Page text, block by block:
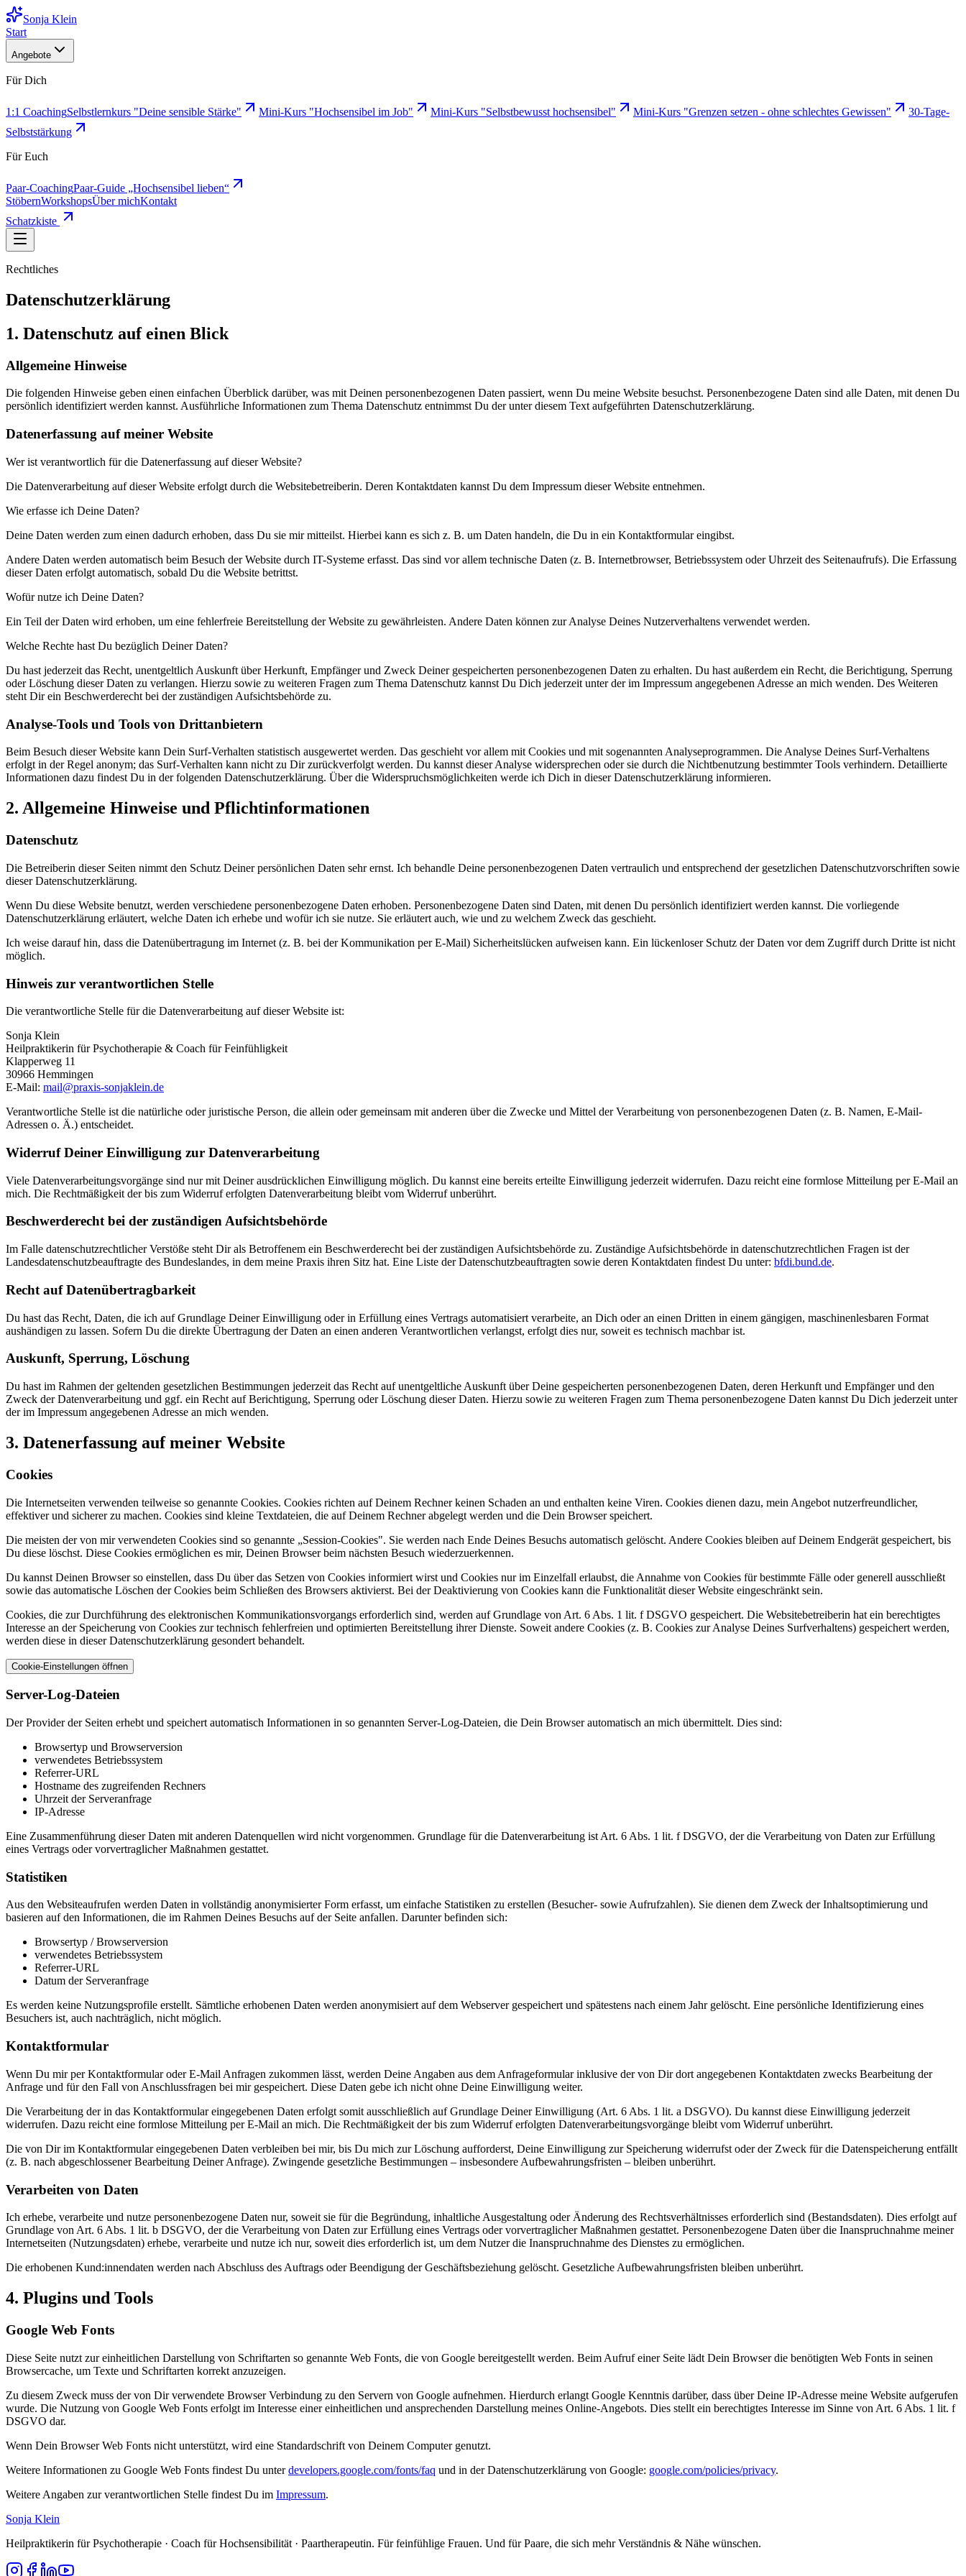
Sonja Klein
Start
Angebote
Für Dich
1:1 CoachingSelbstlernkurs "Deine sensible Stärke" Mini-Kurs "Hochsensibel im Job" Mini-Kurs "Selbstbewusst hochsensibel" Mini-Kurs "Grenzen setzen - ohne schlechtes Gewissen"
30-Tage-
Selbststärkung
Für Euch
Paar-CoachingPaar-Guide „Hochsensibel lieben“
StöbernWorkshopsÜber michKontakt
Schatzkiste
Rechtliches
Datenschutzerklärung
1. Datenschutz auf einen Blick
Allgemeine Hinweise
Die folgenden Hinweise geben einen einfachen Überblick darüber, was mit Deinen personenbezogenen Daten passiert, wenn Du meine Website besuchst. Personenbezogene Daten sind alle Daten, mit denen Du
persönlich identifiziert werden kannst. Ausführliche Informationen zum Thema Datenschutz entnimmst Du der unter diesem Text aufgeführten Datenschutzerklärung.
Datenerfassung auf meiner Website
Wer ist verantwortlich für die Datenerfassung auf dieser Website?
Die Datenverarbeitung auf dieser Website erfolgt durch die Websitebetreiberin. Deren Kontaktdaten kannst Du dem Impressum dieser Website entnehmen.
Wie erfasse ich Deine Daten?
Deine Daten werden zum einen dadurch erhoben, dass Du sie mir mitteilst. Hierbei kann es sich z. B. um Daten handeln, die Du in ein Kontaktformular eingibst.
Andere Daten werden automatisch beim Besuch der Website durch IT-Systeme erfasst. Das sind vor allem technische Daten (z. B. Internetbrowser, Betriebssystem oder Uhrzeit des Seitenaufrufs). Die Erfassung
dieser Daten erfolgt automatisch, sobald Du die Website betrittst.
Wofür nutze ich Deine Daten?
Ein Teil der Daten wird erhoben, um eine fehlerfreie Bereitstellung der Website zu gewährleisten. Andere Daten können zur Analyse Deines Nutzerverhaltens verwendet werden.
Welche Rechte hast Du bezüglich Deiner Daten?
Du hast jederzeit das Recht, unentgeltlich Auskunft über Herkunft, Empfänger und Zweck Deiner gespeicherten personenbezogenen Daten zu erhalten. Du hast außerdem ein Recht, die Berichtigung, Sperrung
oder Löschung dieser Daten zu verlangen. Hierzu sowie zu weiteren Fragen zum Thema Datenschutz kannst Du Dich jederzeit unter der im Impressum angegebenen Adresse an mich wenden. Des Weiteren
steht Dir ein Beschwerderecht bei der zuständigen Aufsichtsbehörde zu.
Analyse-Tools und Tools von Drittanbietern
Beim Besuch dieser Website kann Dein Surf-Verhalten statistisch ausgewertet werden. Das geschieht vor allem mit Cookies und mit sogenannten Analyseprogrammen. Die Analyse Deines Surf-Verhaltens
erfolgt in der Regel anonym; das Surf-Verhalten kann nicht zu Dir zurückverfolgt werden. Du kannst dieser Analyse widersprechen oder sie durch die Nichtbenutzung bestimmter Tools verhindern. Detaillierte
Informationen dazu findest Du in der folgenden Datenschutzerklärung. Über die Widerspruchsmöglichkeiten werde ich Dich in dieser Datenschutzerklärung informieren.
2. Allgemeine Hinweise und Pflichtinformationen
Datenschutz
Die Betreiberin dieser Seiten nimmt den Schutz Deiner persönlichen Daten sehr ernst. Ich behandle Deine personenbezogenen Daten vertraulich und entsprechend der gesetzlichen Datenschutzvorschriften sowie
dieser Datenschutzerklärung.
Wenn Du diese Website benutzt, werden verschiedene personenbezogene Daten erhoben. Personenbezogene Daten sind Daten, mit denen Du persönlich identifiziert werden kannst. Die vorliegende
Datenschutzerklärung erläutert, welche Daten ich erhebe und wofür ich sie nutze. Sie erläutert auch, wie und zu welchem Zweck das geschieht.
Ich weise darauf hin, dass die Datenübertragung im Internet (z. B. bei der Kommunikation per E-Mail) Sicherheitslücken aufweisen kann. Ein lückenloser Schutz der Daten vor dem Zugriff durch Dritte ist nicht
möglich.
Hinweis zur verantwortlichen Stelle
Die verantwortliche Stelle für die Datenverarbeitung auf dieser Website ist:
Sonja Klein
Heilpraktikerin für Psychotherapie & Coach für Feinfühligkeit
Klapperweg 11
30966 Hemmingen
E-Mail: mail@praxis-sonjaklein.de
Verantwortliche Stelle ist die natürliche oder juristische Person, die allein oder gemeinsam mit anderen über die Zwecke und Mittel der Verarbeitung von personenbezogenen Daten (z. B. Namen, E-Mail-
Adressen o. Ä.) entscheidet.
Widerruf Deiner Einwilligung zur Datenverarbeitung
Viele Datenverarbeitungsvorgänge sind nur mit Deiner ausdrücklichen Einwilligung möglich. Du kannst eine bereits erteilte Einwilligung jederzeit widerrufen. Dazu reicht eine formlose Mitteilung per E-Mail an
mich. Die Rechtmäßigkeit der bis zum Widerruf erfolgten Datenverarbeitung bleibt vom Widerruf unberührt.
Beschwerderecht bei der zuständigen Aufsichtsbehörde
Im Falle datenschutzrechtlicher Verstöße steht Dir als Betroffenem ein Beschwerderecht bei der zuständigen Aufsichtsbehörde zu. Zuständige Aufsichtsbehörde in datenschutzrechtlichen Fragen ist der
Landesdatenschutzbeauftragte des Bundeslandes, in dem meine Praxis ihren Sitz hat. Eine Liste der Datenschutzbeauftragten sowie deren Kontaktdaten findest Du unter: bfdi.bund.de.
Recht auf Datenübertragbarkeit
Du hast das Recht, Daten, die ich auf Grundlage Deiner Einwilligung oder in Erfüllung eines Vertrags automatisiert verarbeite, an Dich oder an einen Dritten in einem gängigen, maschinenlesbaren Format
aushändigen zu lassen. Sofern Du die direkte Übertragung der Daten an einen anderen Verantwortlichen verlangst, erfolgt dies nur, soweit es technisch machbar ist.
Auskunft, Sperrung, Löschung
Du hast im Rahmen der geltenden gesetzlichen Bestimmungen jederzeit das Recht auf unentgeltliche Auskunft über Deine gespeicherten personenbezogenen Daten, deren Herkunft und Empfänger und den
Zweck der Datenverarbeitung und ggf. ein Recht auf Berichtigung, Sperrung oder Löschung dieser Daten. Hierzu sowie zu weiteren Fragen zum Thema personenbezogene Daten kannst Du Dich jederzeit unter
der im Impressum angegebenen Adresse an mich wenden.
3. Datenerfassung auf meiner Website
Cookies
Die Internetseiten verwenden teilweise so genannte Cookies. Cookies richten auf Deinem Rechner keinen Schaden an und enthalten keine Viren. Cookies dienen dazu, mein Angebot nutzerfreundlicher,
effektiver und sicherer zu machen. Cookies sind kleine Textdateien, die auf Deinem Rechner abgelegt werden und die Dein Browser speichert.
Die meisten der von mir verwendeten Cookies sind so genannte „Session-Cookies". Sie werden nach Ende Deines Besuchs automatisch gelöscht. Andere Cookies bleiben auf Deinem Endgerät gespeichert, bis
Du diese löschst. Diese Cookies ermöglichen es mir, Deinen Browser beim nächsten Besuch wiederzuerkennen.
Du kannst Deinen Browser so einstellen, dass Du über das Setzen von Cookies informiert wirst und Cookies nur im Einzelfall erlaubst, die Annahme von Cookies für bestimmte Fälle oder generell ausschließt
sowie das automatische Löschen der Cookies beim Schließen des Browsers aktivierst. Bei der Deaktivierung von Cookies kann die Funktionalität dieser Website eingeschränkt sein.
Cookies, die zur Durchführung des elektronischen Kommunikationsvorgangs erforderlich sind, werden auf Grundlage von Art. 6 Abs. 1 lit. f DSGVO gespeichert. Die Websitebetreiberin hat ein berechtigtes
Interesse an der Speicherung von Cookies zur technisch fehlerfreien und optimierten Bereitstellung ihrer Dienste. Soweit andere Cookies (z. B. Cookies zur Analyse Deines Surfverhaltens) gespeichert werden,
werden diese in dieser Datenschutzerklärung gesondert behandelt.
Cookie-Einstellungen öffnen
Server-Log-Dateien
Der Provider der Seiten erhebt und speichert automatisch Informationen in so genannten Server-Log-Dateien, die Dein Browser automatisch an mich übermittelt. Dies sind:
Browsertyp und Browserversion
verwendetes Betriebssystem
Referrer-URL
Hostname des zugreifenden Rechners
Uhrzeit der Serveranfrage
IP-Adresse
Eine Zusammenführung dieser Daten mit anderen Datenquellen wird nicht vorgenommen. Grundlage für die Datenverarbeitung ist Art. 6 Abs. 1 lit. f DSGVO, der die Verarbeitung von Daten zur Erfüllung
eines Vertrags oder vorvertraglicher Maßnahmen gestattet.
Statistiken
Aus den Websiteaufrufen werden Daten in vollständig anonymisierter Form erfasst, um einfache Statistiken zu erstellen (Besucher- sowie Aufrufzahlen). Sie dienen dem Zweck der Inhaltsoptimierung und
basieren auf den Informationen, die im Rahmen Deines Besuchs auf der Seite anfallen. Darunter befinden sich:
Browsertyp / Browserversion
verwendetes Betriebssystem
Referrer-URL
Datum der Serveranfrage
Es werden keine Nutzungsprofile erstellt. Sämtliche erhobenen Daten werden anonymisiert auf dem Webserver gespeichert und spätestens nach einem Jahr gelöscht. Eine persönliche Identifizierung eines
Besuchers ist, auch nachträglich, nicht möglich.
Kontaktformular
Wenn Du mir per Kontaktformular oder E-Mail Anfragen zukommen lässt, werden Deine Angaben aus dem Anfrageformular inklusive der von Dir dort angegebenen Kontaktdaten zwecks Bearbeitung der
Anfrage und für den Fall von Anschlussfragen bei mir gespeichert. Diese Daten gebe ich nicht ohne Deine Einwilligung weiter.
Die Verarbeitung der in das Kontaktformular eingegebenen Daten erfolgt somit ausschließlich auf Grundlage Deiner Einwilligung (Art. 6 Abs. 1 lit. a DSGVO). Du kannst diese Einwilligung jederzeit
widerrufen. Dazu reicht eine formlose Mitteilung per E-Mail an mich. Die Rechtmäßigkeit der bis zum Widerruf erfolgten Datenverarbeitungsvorgänge bleibt vom Widerruf unberührt.
Die von Dir im Kontaktformular eingegebenen Daten verbleiben bei mir, bis Du mich zur Löschung aufforderst, Deine Einwilligung zur Speicherung widerrufst oder der Zweck für die Datenspeicherung entfällt
(z. B. nach abgeschlossener Bearbeitung Deiner Anfrage). Zwingende gesetzliche Bestimmungen – insbesondere Aufbewahrungsfristen – bleiben unberührt.
Verarbeiten von Daten
Ich erhebe, verarbeite und nutze personenbezogene Daten nur, soweit sie für die Begründung, inhaltliche Ausgestaltung oder Änderung des Rechtsverhältnisses erforderlich sind (Bestandsdaten). Dies erfolgt auf
Grundlage von Art. 6 Abs. 1 lit. b DSGVO, der die Verarbeitung von Daten zur Erfüllung eines Vertrags oder vorvertraglicher Maßnahmen gestattet. Personenbezogene Daten über die Inanspruchnahme meiner
Internetseiten (Nutzungsdaten) erhebe, verarbeite und nutze ich nur, soweit dies erforderlich ist, um dem Nutzer die Inanspruchnahme des Dienstes zu ermöglichen.
Die erhobenen Kund:innendaten werden nach Abschluss des Auftrags oder Beendigung der Geschäftsbeziehung gelöscht. Gesetzliche Aufbewahrungsfristen bleiben unberührt.
4. Plugins und Tools
Google Web Fonts
Diese Seite nutzt zur einheitlichen Darstellung von Schriftarten so genannte Web Fonts, die von Google bereitgestellt werden. Beim Aufruf einer Seite lädt Dein Browser die benötigten Web Fonts in seinen
Browsercache, um Texte und Schriftarten korrekt anzuzeigen.
Zu diesem Zweck muss der von Dir verwendete Browser Verbindung zu den Servern von Google aufnehmen. Hierdurch erlangt Google Kenntnis darüber, dass über Deine IP-Adresse meine Website aufgerufen
wurde. Die Nutzung von Google Web Fonts erfolgt im Interesse einer einheitlichen und ansprechenden Darstellung meines Online-Angebots. Dies stellt ein berechtigtes Interesse im Sinne von Art. 6 Abs. 1 lit. f
DSGVO dar.
Wenn Dein Browser Web Fonts nicht unterstützt, wird eine Standardschrift von Deinem Computer genutzt.
Weitere Informationen zu Google Web Fonts findest Du unter developers.google.com/fonts/faq und in der Datenschutzerklärung von Google: google.com/policies/privacy.
Weitere Angaben zur verantwortlichen Stelle findest Du im Impressum.
Sonja Klein
Heilpraktikerin für Psychotherapie · Coach für Hochsensibilität · Paartherapeutin. Für feinfühlige Frauen. Und für Paare, die sich mehr Verständnis & Nähe wünschen.